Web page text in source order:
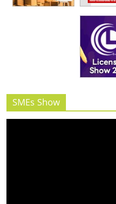
SMEs Show